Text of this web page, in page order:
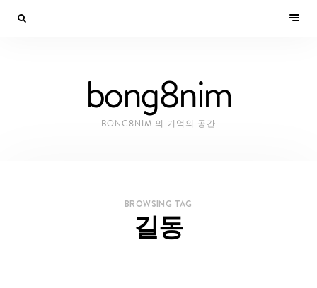
bong8nim
BONG8NIM 의 기억의 공간
BROWSING TAG
길동